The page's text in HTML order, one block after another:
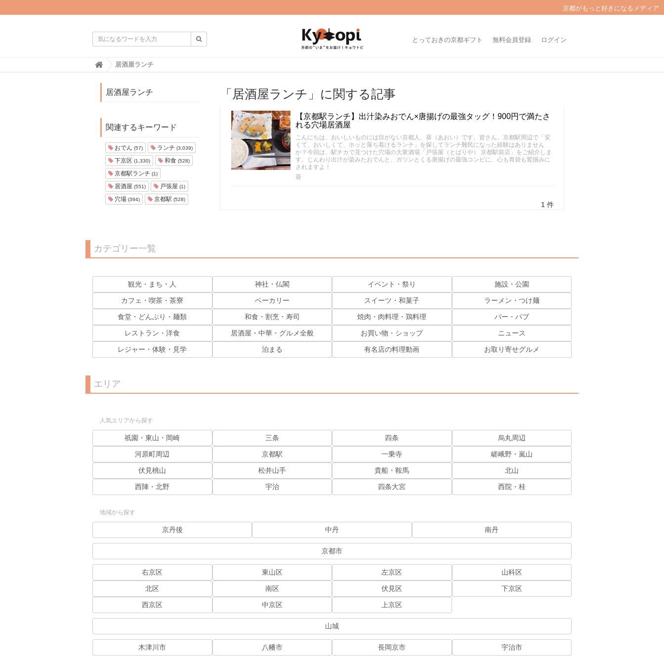
京都がもっと好きになるメディア
とっておきの京都ギフト 無料会員登録 ログイン
H
居酒屋ランチ
居酒屋ランチ
関連するキーワード
おでん (57) ランチ (3,039)
下京区 (1,330) 和食 (528)
京都駅ランチ (1)
居酒屋 (551) 戸張屋 (1)
穴場 (394) 京都駅 (528)
「居酒屋ランチ」に関する記事
【京都駅ランチ】出汁染みおでん×唐揚げの最強タッグ！900円で満たさ
れる穴場居酒屋
こんにちは、おいしいものには目がない京都人、葵（あおい）です。皆さん、京都駅周辺で「安
くて、おいしくて、ホッと落ち着けるランチ」を探してランチ難民になった経験はありません
か？今回は、駅チカで見つけた穴場の大衆酒場「戸張屋（とばりや） 京都駅前店」をご紹介しま
す。じんわり出汁が染みたおでんと、ガツンとくる唐揚げの最強コンビに、心も胃袋も鷲掴みに
されますよ！
葵
1 件
カテゴリー一覧
観光・まち・人 神社・仏閣 イベント・祭り 施設・公園
カフェ・喫茶・茶寮 ベーカリー スイーツ・和菓子 ラーメン・つけ麺
食堂・どんぶり・麺類 和食・割烹・寿司 焼肉・肉料理・鶏料理 バー・パブ
レストラン・洋食 居酒屋・中華・グルメ全般 お買い物・ショップ ニュース
レジャー・体験・見学 泊まる 有名店の料理動画 お取り寄せグルメ
エリア
人気エリアから探す
祇園・東山・岡崎 三条 四条 烏丸周辺
河原町周辺 京都駅 一乗寺 嵯峨野・嵐山
伏見桃山 松井山手 貴船・鞍馬 北山
西陣・北野 宇治 四条大宮 西院・桂
地域から探す
京丹後 中丹 南丹
京都市
右京区 東山区 左京区 山科区
北区 南区 伏見区 下京区
西京区 中京区 上京区
山城
木津川市 八幡市 長岡京市 宇治市